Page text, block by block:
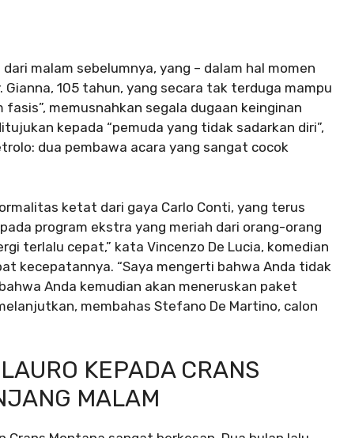
malam sebelumnya, yang – dalam hal momen
105 tahun, yang secara tak terduga mampu
memusnahkan segala dugaan keinginan
kepada “pemuda yang tidak sadarkan diri”,
dua pembawa acara yang sangat cocok
ketat dari gaya Carlo Conti, yang terus
program ekstra yang meriah dari orang-orang
terlalu cepat,” kata Vincenzo De Lucia, komedian
kecepatannya. “Saya mengerti bahwa Anda tidak
Anda kemudian akan meneruskan paket
membahas Stefano De Martino, calon
KEPADA CRANS
MALAM